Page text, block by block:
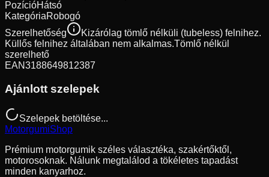
PozícióHátsó
KategóriaRobogó
Szerelhetőség
Kizárólag tömlő nélküli (tubeless) felnihez.
Küllős felnihez általában nem alkalmas.Tömlő nélkül
szerelhető
EAN3188649812387
Ajánlott szelepek
Szelepek betöltése...
MotorgumiShop
Prémium motorgumik széles választéka, szakértőktől,
motorosoknak. Nálunk megtalálod a tökéletes tapadást
minden kanyarhoz.